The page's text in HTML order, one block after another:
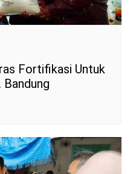
Fortifikasi Untuk
Bandung